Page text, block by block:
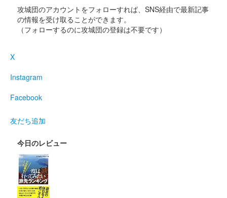
上田城 御城印 令和7年夏版
上田城 御城印
販売終了
上田城 御城印
上田城 御城印
攻城団のアカウントをフォローすれば、SNS経由で最新記事
の情報を受け取ることができます。
（フォローするのに攻城団の登録は不要です）
X
Instagram
Facebook
友だち追加
今日のレビュー